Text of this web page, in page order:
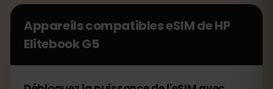
Appareils compatibles eSIM deHP
Elitebook G5